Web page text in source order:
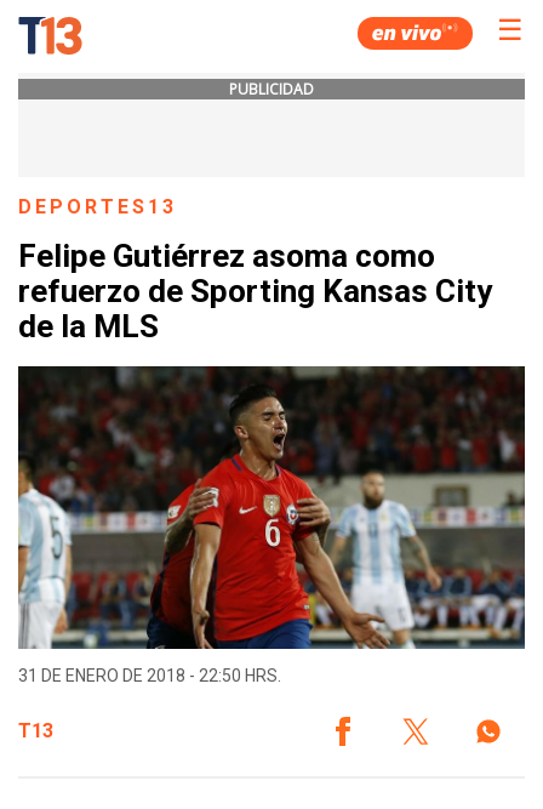
☰
PUBLICIDAD
DEPORTES13
Felipe Gutiérrez asoma como
refuerzo de Sporting Kansas City
de la MLS
31 DE ENERO DE 2018 - 22:50 HRS.
T13